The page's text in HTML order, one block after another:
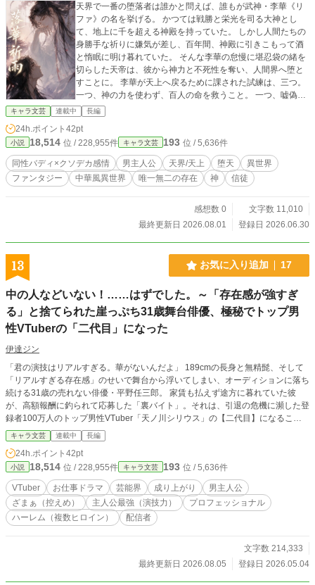
天界で一番の堕落者は誰かと問えば、誰もが武神・李華《リ
ファ》の名を挙げる。 かつては戦勝と栄光を司る大神とし
て、地上に千を超える神殿を持っていた。 しかし人間たちの
身勝手な祈りに嫌気が差し、百年間、神殿に引きこもって酒
と惰眠に明け暮れていた。 そんな李華の怠慢に堪忍袋の緒を
切らした天帝は、彼から神力と不死性を奪い、人間界へ堕と
すことに。 李華が天上へ戻るために課された試練は、三つ。
一つ、神の力を使わず、百人の命を救うこと。 一つ、嘘偽り
のない、心からの祈りを捧げられること。 一つ、天へ還る
日、別れを心から悲しみ、涙を流す人間をつくること。 「造
作もないことだ」そう高を括っていた李華だったが、神力を
失った彼は、空を飛ぶことも、火を起こすことも、傷を治す
こともできない。 そんな李華が下界で最初に出会ったのは、
山奥の廃神殿で一人暮らす十八歳の少年、藍雨《ランユー》
だった。
キャラ文芸 連載中 長編
24h.ポイント 42pt
小説 18,514 位 / 228,955件 キャラ文芸 193 位 / 5,636件
同性バディ×クソデカ感情 男主人公 天界/天上 堕天
異世界
ファンタジー
中華風異世界 唯一無二の存在 神 信徒
感想数 0
文字数 11,010
最終更新日 2026.08.01
登録日 2026.06.30
13 お気に入り追加 17
中の人などいない！……はずでした。～「存在感が強すぎ
る」と捨てられた崖っぷち31歳舞台俳優、極秘でトップ男
性VTuberの「二代目」になった
伊達ジン
「君の演技はリアルすぎる。華がないんだよ」 189cmの長身と無精髭、そして
「リアルすぎる存在感」のせいで舞台から浮いてしまい、オーディションに落ち
続ける31歳の売れない俳優・平野任三郎。 家賃も払えず途方に暮れていた彼
が、高額報酬に釣られて応募した「裏バイト」。それは、引退の危機に瀕した登
録者100万人のトップ男性VTuber「天ノ川シリウス」の【二代目】になること
だった！ 黒いモカピスーツに身を包み、金髪碧眼の王子様キャラを演じること
になった任三郎。 「中身が変わった」と気づいたアンチがコメント欄を荒らす
中、任三郎は舞台で培った狂気的なまでの「憑依の演技」で、アンチを、ファン
を、そして運営すらも圧倒し黙らせていく。 敏腕プロデューサー、天才絵師、
特定厨の女子高生、リアルのトップ女優、果ては海外のメガインフルエンサーま
で。 「ガワ」の裏側でうごめくヒロインたちの思惑を、規格外の「魂」でねじ
伏せていく、おっさん俳優のバーチャル成り上がりお仕事ドラマ、開幕！
キャラ文芸 連載中 長編
24h.ポイント 42pt
小説 18,514 位 / 228,955件 キャラ文芸 193 位 / 5,636件
VTuber お仕事ドラマ 芸能界 成り上がり
男主人公
ざまぁ（控えめ）
主人公最強（演技力）
プロフェッショナル
ハーレム（複数ヒロイン）
配信者
文字数 214,333
最終更新日 2026.08.05
登録日 2026.05.04